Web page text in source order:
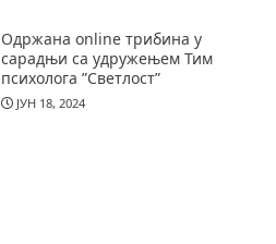
Одржана online трибина у
сарадњи са удружењем Тим
психолога ”Светлост”
ЈУН 18, 2024